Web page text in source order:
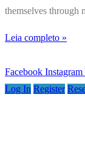
themselves through
Leia completo »
Facebook Instagram
Log In Register